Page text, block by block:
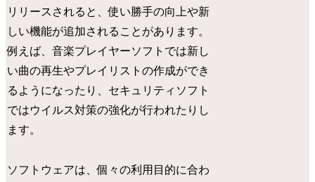
リリースされると、使い勝手の向上や新
しい機能が追加されることがあります。
例えば、音楽プレイヤーソフトでは新し
い曲の再生やプレイリストの作成ができ
るようになったり、セキュリティソフト
ではウイルス対策の強化が行われたりし
ます。
ソフトウェアは、個々の利用目的に合わ